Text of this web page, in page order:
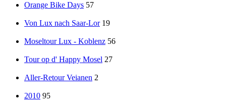
Orange Bike Days 57
Von Lux nach Saar-Lor 19
Moseltour Lux - Koblenz 56
Tour op d' Happy Mosel 27
Aller-Retour Veianen 2
2010 95